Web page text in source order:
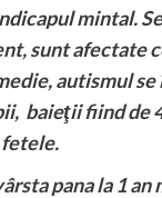
mintal.
sunt afectate
autismul
baieţii fiind de
pana la 1 an